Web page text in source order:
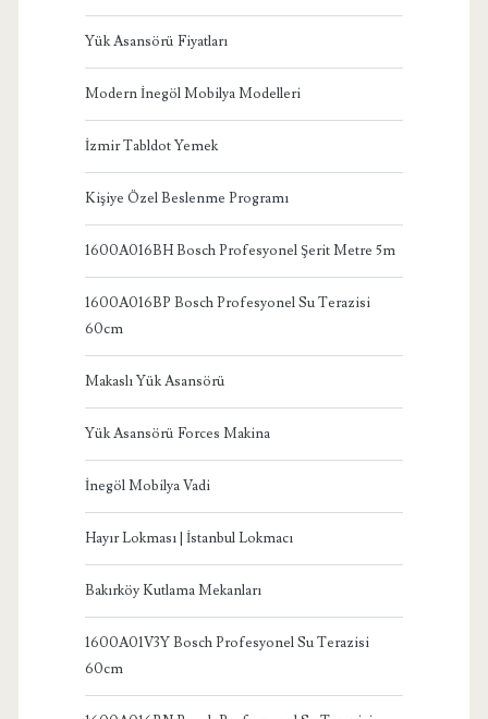
Yük Asansörü Fiyatları
Modern İnegöl Mobilya Modelleri
İzmir Tabldot Yemek
Kişiye Özel Beslenme Programı
1600A016BH Bosch Profesyonel Şerit Metre 5m
1600A016BP Bosch Profesyonel Su Terazisi
60cm
Makaslı Yük Asansörü
Yük Asansörü Forces Makina
İnegöl Mobilya Vadi
Hayır Lokması | İstanbul Lokmacı
Bakırköy Kutlama Mekanları
1600A01V3Y Bosch Profesyonel Su Terazisi
60cm